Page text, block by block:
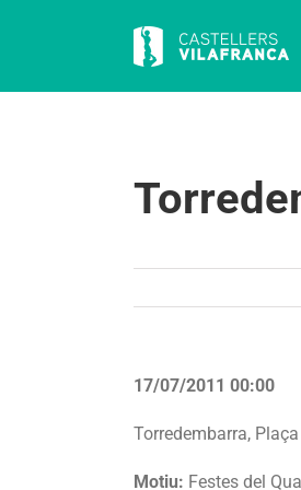
17/07/2011 00:00
Torredembarra,
Motiu: Festes del